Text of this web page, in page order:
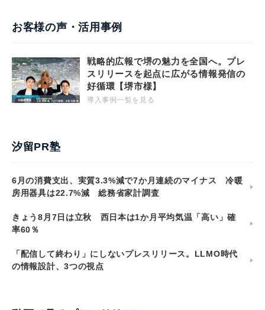
お客様の声・活用事例
戦略的広報で堺の魅力を全国へ。プレ
スリリースを起点に広がる情報発信の
好循環【堺市様】
導入事例一覧を見る
汐留PR塾
6月の消費支出、実質3.3%減で7か月連続のマイナス 冷暖
房用器具は22.7%減 総務省家計調査
きょう8月7日は立秋 西日本は1か月平均気温「高い」確
率60％
「配信して終わり」にしないプレスリリース。LLMO時代
の情報設計、3つの視点